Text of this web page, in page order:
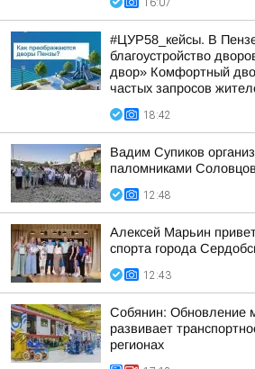
16:07
#ЦУР58_кейсы. В
благоустройство
двор» Комфортный
частых запросов
18:42
Вадим Супиков
паломниками
12:48
Алексей Марьин
спорта города
12:43
Собянин: Обновление
развивает
регионах